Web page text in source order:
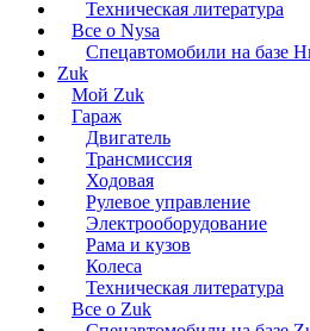
Техническая литература
Все о Nysa
Спецавтомобили на базе
Zuk
Мой Zuk
Гараж
Двигатель
Трансмиссия
Ходовая
Рулевое управление
Электрооборудование
Рама и кузов
Колеса
Техническая литература
Все о Zuk